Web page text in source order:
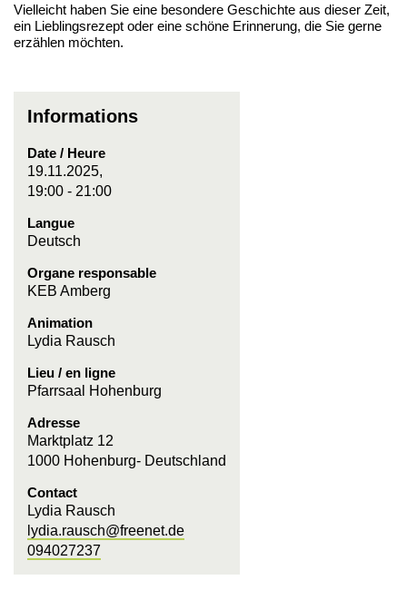
Vielleicht haben Sie eine besondere Geschichte aus dieser Zeit,
ein Lieblingsrezept oder eine schöne Erinnerung, die Sie gerne
erzählen möchten.
Informations
Date / Heure
19.11.2025,
19:00 - 21:00
Langue
Deutsch
Organe responsable
KEB Amberg
Animation
Lydia Rausch
Lieu / en ligne
Pfarrsaal Hohenburg
Adresse
Marktplatz 12
1000 Hohenburg- Deutschland
Contact
Lydia Rausch
lydia.rausch@freenet.de
094027237